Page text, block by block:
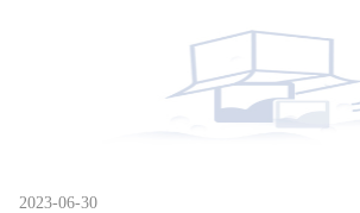
2023-06-30